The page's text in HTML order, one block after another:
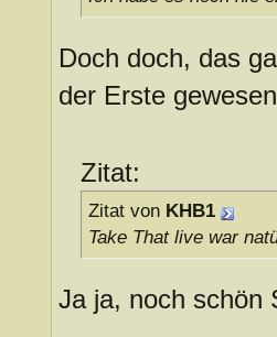
Doch doch, das
der Erste
Zitat:
Zitat von KHB1
Take That live war
Ja ja, noch schön